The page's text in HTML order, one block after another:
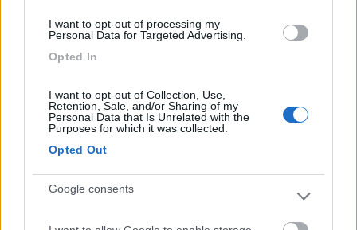
I want to opt-out of processing my
Personal Data for Targeted Advertising.
Opted In
I want to opt-out of Collection, Use,
Retention, Sale, and/or Sharing of my
Personal Data that Is Unrelated with the
Purposes for which it was collected.
Opted Out
Google consents